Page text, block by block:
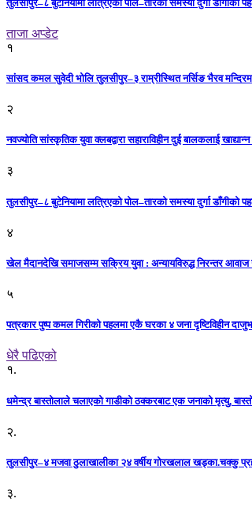
तुलसीपुर–८ बुटेनियामा लत्रिएको पोल–तारको समस्या दुर्गा डाँगीको
ताजा अप्डेट
१
सांसद कमल सुवेदी भोलि तुलसीपुर–३ राम्रीस्थित नर्सिङ भैरव
२
नवज्योति सांस्कृतिक युवा क्लबद्वारा सहाराविहीन दुई बालकलाई
३
तुलसीपुर–८ बुटेनियामा लत्रिएको पोल–तारको समस्या दुर्गा डाँगीको
४
खेल मैदानदेखि समाजसम्म सक्रिय युवा : अन्यायविरुद्ध निरन्तर आवाज
५
पत्रकार पुष्प कमल गिरीको पहलमा एकै घरका ४ जना दृष्टिविहीन
धेरै पढिएको
१.
धमेन्द्र बास्तोलाले चलाएको गाडीको ठक्करबाट एक जनाको मृत्यु,
२.
तुलसीपुर–४ मजवा ठुलाखालीका २४ वर्षीय गोरखलाल खड्का.चक्कु
३.